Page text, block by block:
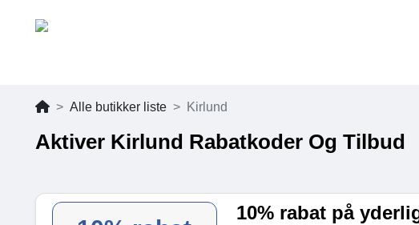
Alle butikker liste Kirlund
Aktiver Kirlund Rabatkoder Og Tilbud
10% rabat på